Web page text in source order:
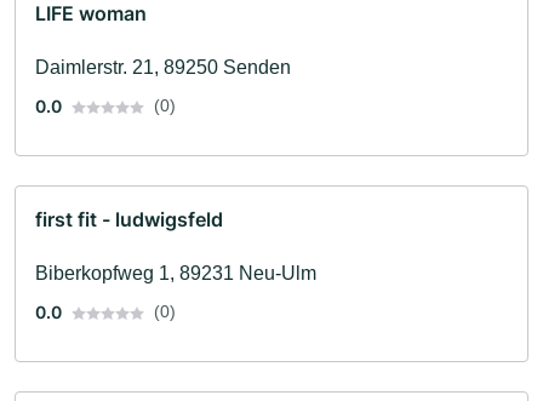
LIFE woman
Daimlerstr. 21, 89250 Senden
0.0
(0)
first fit - ludwigsfeld
Biberkopfweg 1, 89231 Neu-Ulm
0.0
(0)